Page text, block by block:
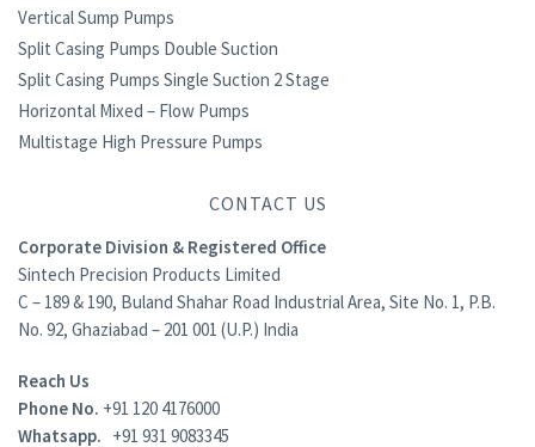
Vertical Sump Pumps
Split Casing Pumps Double Suction
Split Casing Pumps Single Suction 2 Stage
Horizontal Mixed – Flow Pumps
Multistage High Pressure Pumps
CONTACT US
Corporate Division & Registered Office
Sintech Precision Products Limited
C – 189 & 190, Buland Shahar Road Industrial Area, Site No. 1, P.B.
No. 92, Ghaziabad – 201 001 (U.P.) India
Reach Us
Phone No. +91 120 4176000
Whatsapp. +91 931 9083345